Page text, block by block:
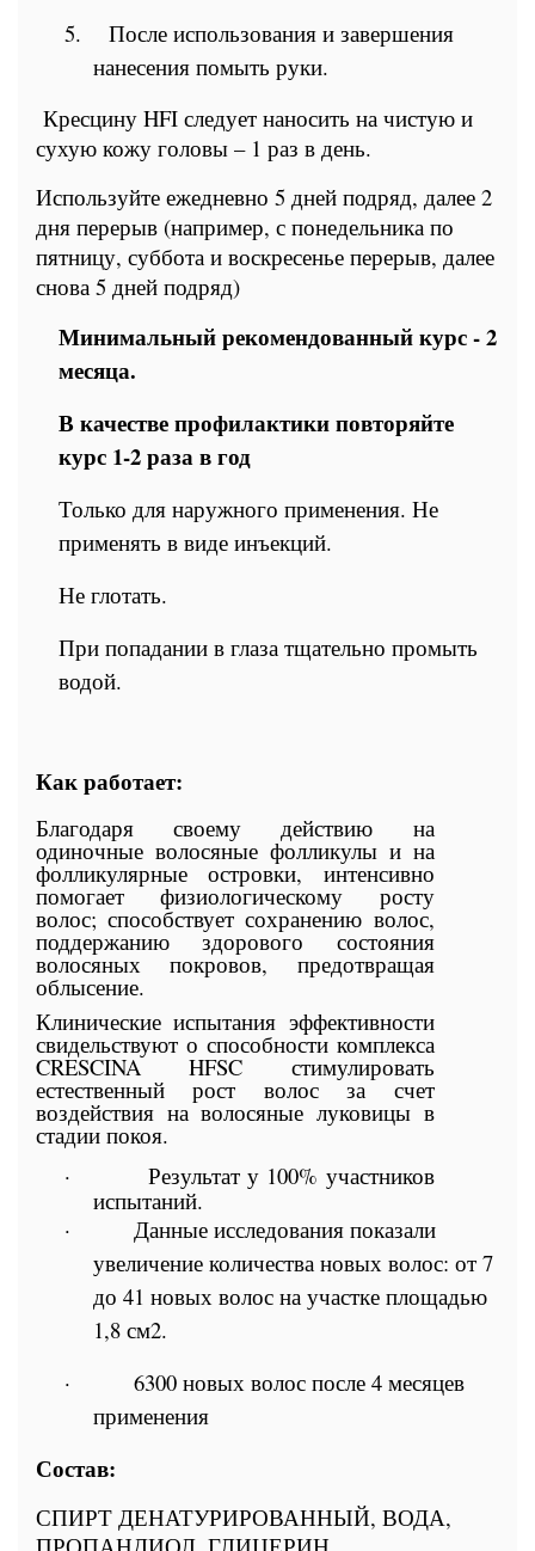
5.
После использования и завершения
нанесения помыть руки.
Кресцину HFI следует наносить на чистую и
сухую кожу головы – 1 раз в день.
Используйте ежедневно 5 дней подряд, далее 2
дня перерыв (например, с понедельника по
пятницу, суббота и воскресенье перерыв, далее
снова 5 дней подряд)
Минимальный рекомендованный курс - 2
месяца.
В качестве профилактики повторяйте
курс 1-2 раза в год
Только для наружного применения. Не
применять в виде инъекций.
Не глотать.
При попадании в глаза тщательно промыть
водой.
Как работает:
Благодаря своему действию на
одиночные волосяные фолликулы и на
фолликулярные островки, интенсивно
помогает физиологическому росту
волос; способствует сохранению волос,
поддержанию здорового состояния
волосяных покровов, предотвращая
облысение.
Клинические испытания эффективности
свидельствуют о способности комплекса
CRESCINA HFSC стимулировать
естественный рост волос за счет
воздействия на волосяные луковицы в
стадии покоя.
·
Результат у 100% участников
испытаний.
·
Данные исследования показали
увеличение количества новых волос: от 7
до 41 новых волос на участке площадью
1,8 см2.
·
6300 новых волос после 4 месяцев
применения
Состав:
СПИРТ ДЕНАТУРИРОВАННЫЙ, ВОДА,